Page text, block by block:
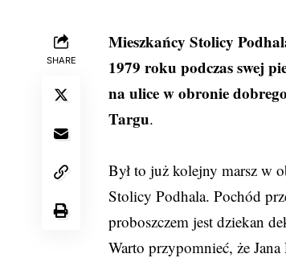
SHARE
Mieszkańcy Stolicy
1979 roku podczas swej
na ulice w obronie
Targu.
Był to już kolejny marsz w
Stolicy Podhala. Pochód
proboszczem jest dziekan
Warto przypomnieć, że